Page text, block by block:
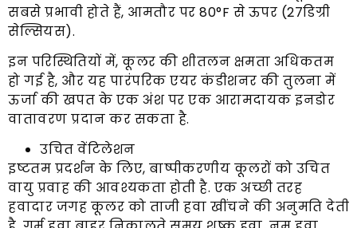
सबसे प्रभावी होते हैं, आमतौर पर 80°F से ऊपर (27डिग्री
सेल्सियस).
इन परिस्थितियों में, कूलर की शीतलन क्षमता अधिकतम
हो गई है, और यह पारंपरिक एयर कंडीशनर की तुलना में
ऊर्जा की खपत के एक अंश पर एक आरामदायक इनडोर
वातावरण प्रदान कर सकता है.
उचित वेंटिलेशन
इष्टतम प्रदर्शन के लिए, बाष्पीकरणीय कूलरों को उचित
वायु प्रवाह की आवश्यकता होती है. एक अच्छी तरह
हवादार जगह कूलर को ताजी हवा खींचने की अनुमति देती